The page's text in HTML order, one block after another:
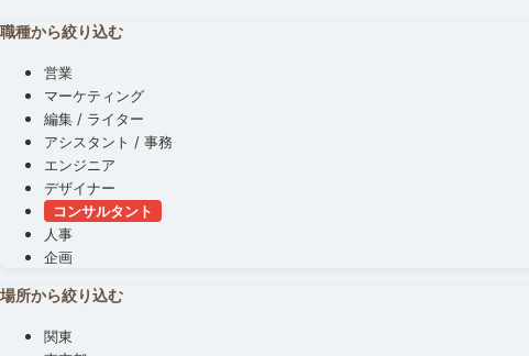
職種から絞り込む
営業
マーケティング
編集 / ライター
アシスタント / 事務
エンジニア
デザイナー
コンサルタント
人事
企画
場所から絞り込む
関東